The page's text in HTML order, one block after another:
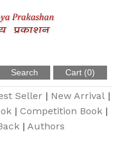
Seller| New Arrival|
| Competition Book |
| Authors